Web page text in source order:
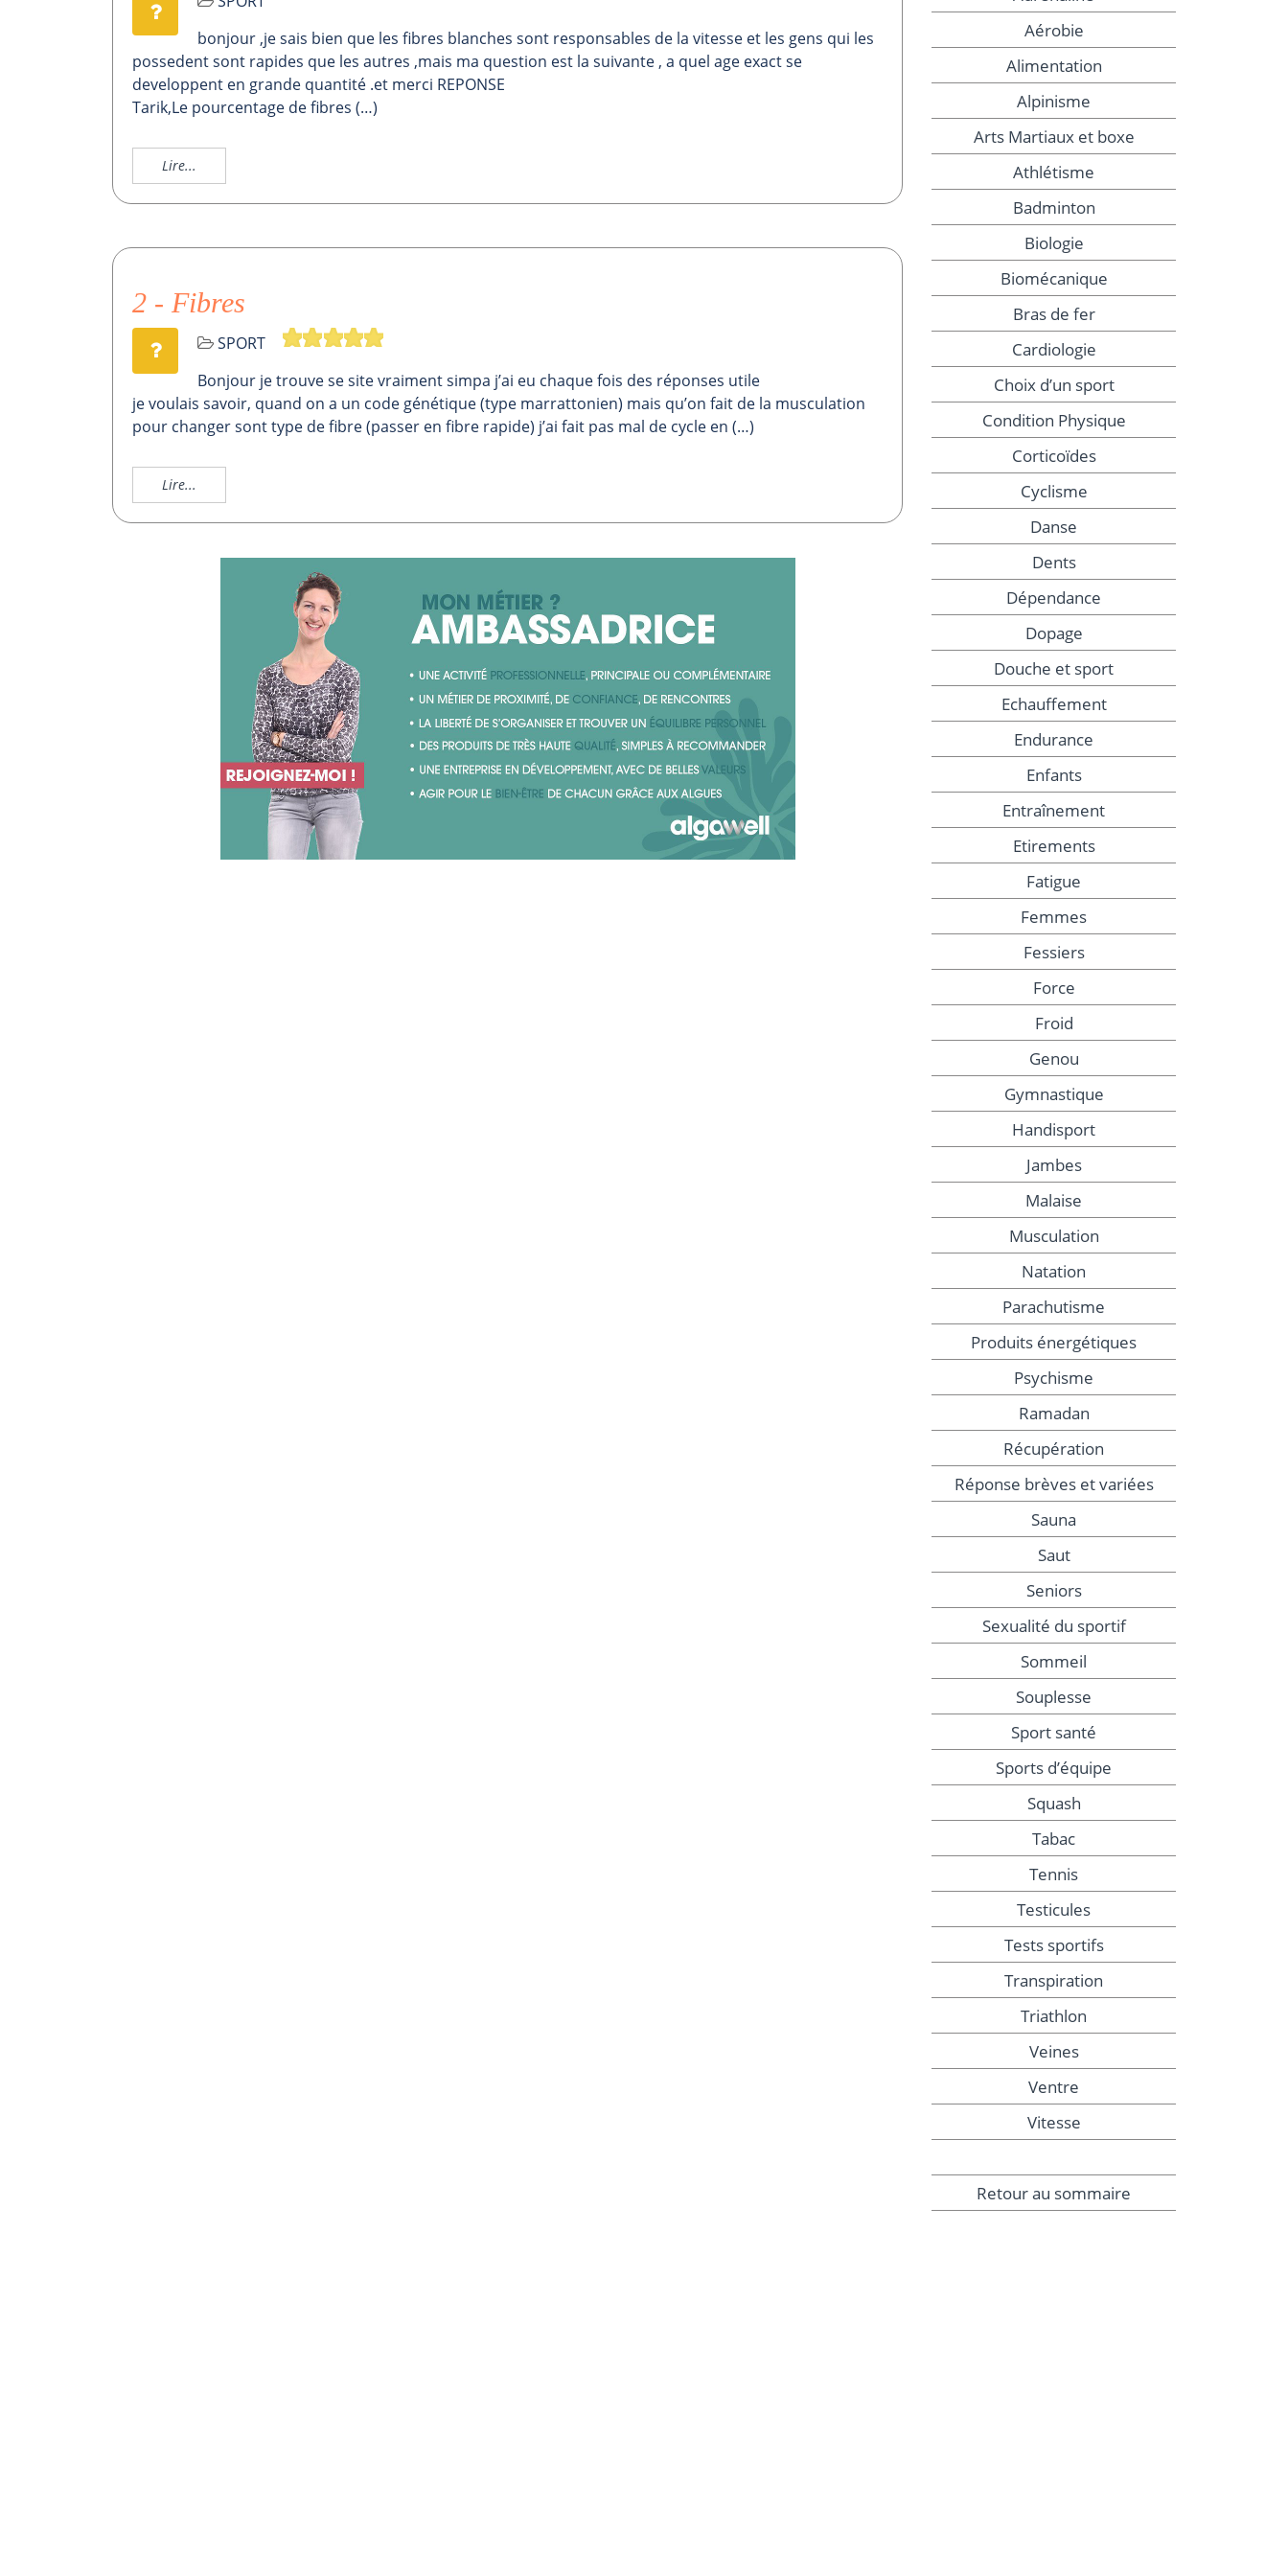
bonjour ,je sais bien que les fibres blanches sont responsables de la vitesse et les gens qui les
possedent sont rapides que les autres ,mais ma question est la suivante , a quel age exact se
developpent en grande quantité .et merci REPONSE
Tarik,Le pourcentage de fibres (…)
Lire...
2 - Fibres
SPORT
Bonjour je trouve se site vraiment simpa j’ai eu chaque fois des réponses utile
je voulais savoir, quand on a un code génétique (type marrattonien) mais qu’on fait de la musculation
pour changer sont type de fibre (passer en fibre rapide) j’ai fait pas mal de cycle en (…)
Lire...
Aérobie
Alimentation
Alpinisme
Arts Martiaux et boxe
Athlétisme
Badminton
Biologie
Biomécanique
Bras de fer
Cardiologie
Choix d’un sport
Condition Physique
Corticoïdes
Cyclisme
Danse
Dents
Dépendance
Dopage
Douche et sport
Echauffement
Endurance
Enfants
Entraînement
Etirements
Fatigue
Femmes
Fessiers
Force
Froid
Genou
Gymnastique
Handisport
Jambes
Malaise
Musculation
Natation
Parachutisme
Produits énergétiques
Psychisme
Ramadan
Récupération
Réponse brèves et variées
Sauna
Saut
Seniors
Sexualité du sportif
Sommeil
Souplesse
Sport santé
Sports d’équipe
Squash
Tabac
Tennis
Testicules
Tests sportifs
Transpiration
Triathlon
Veines
Ventre
Vitesse
Retour au sommaire